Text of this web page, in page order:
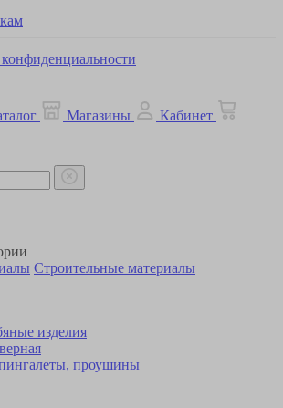
Магазины
Кабинет
Строительные материалы
изделия
проушины